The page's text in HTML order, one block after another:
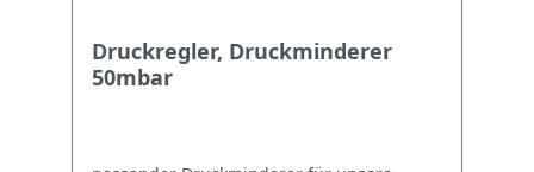
Druckregler, Druckminderer
50mbar